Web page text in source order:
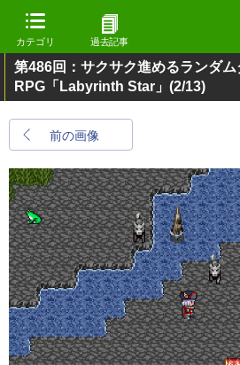
カテゴリ 過去記事
第486回：サクサク進めるランダ
RPG「Labyrinth Star」 (2/13)
前の画像